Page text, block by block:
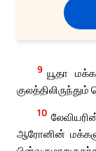
9 யூதா
10
ஆரோனின்